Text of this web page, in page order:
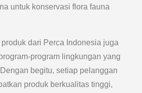
untuk konservasi flora fauna
dari Perca Indonesia juga
program lingkungan yang
begitu, setiap pelanggan
produk berkualitas tinggi,